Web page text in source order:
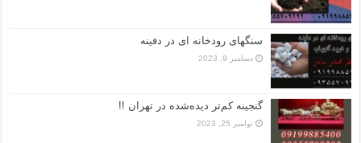
سنگهای رودخانه ای در دفینه
دسامبر 9, 2023
گنجینه کم‌تر دیده‌شده در تهران !!
نوامبر 25, 2023